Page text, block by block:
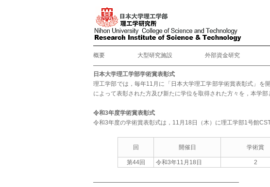
概要 大型研究施設 外部資金研究
日本大学理工学部学術賞表彰式
理工学部では，毎年11月に「日本大学理工学部学術賞表彰式」を
によって表彰された方及び新たに学位を取得された方々を，本学
令和3年度学術賞表彰式
令和3年度の学術賞表彰式は，11月18日（木）に理工学部1号館
回 開催日 学術賞
第44回 令和3年11月18日 2